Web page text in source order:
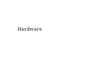
Hardware